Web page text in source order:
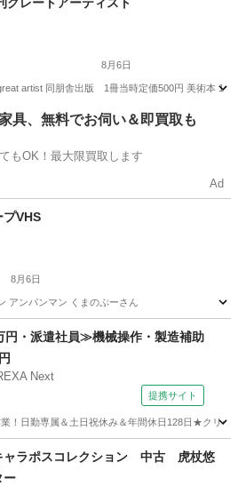
8月6日
artist 同朋舎出版 1冊当時定価500円 美術本
写真集 同朋舎出版
具、無料でお伺い＆即買取も
もOK！最大限買取します
Ad
プVHS
8月6日
アンパンマン くまのぷーさん
本/CD/DVD
・派遣社員≫機械操作・製造補助
Next
提携サイト
！日勤専属＆土日祝休み＆年間休日128日★クリ
その他
ャラポスコレクション 中古 虎杖悠